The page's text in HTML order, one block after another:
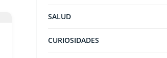
SALUD
CURIOSIDADES